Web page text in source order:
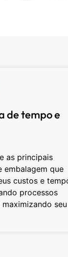
de tempo e
as principais
embalagem que
custos e
processos
seu